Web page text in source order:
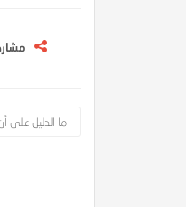
ما الدليل على